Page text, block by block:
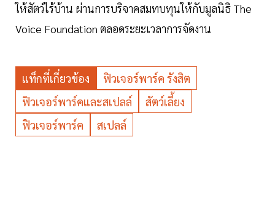
ให้สัตว์ไร้บ้าน ผ่านการบริจาคสมทบทุนให้กับมูลนิธิ The
Voice Foundation ตลอดระยะเวลาการจัดงาน
แท็กที่เกี่ยวข้อง
ฟิวเจอร์พาร์ค รังสิต
ฟิวเจอร์พาร์คและสเปลล์
สัตว์เลี้ยง
ฟิวเจอร์พาร์ค
สเปลล์